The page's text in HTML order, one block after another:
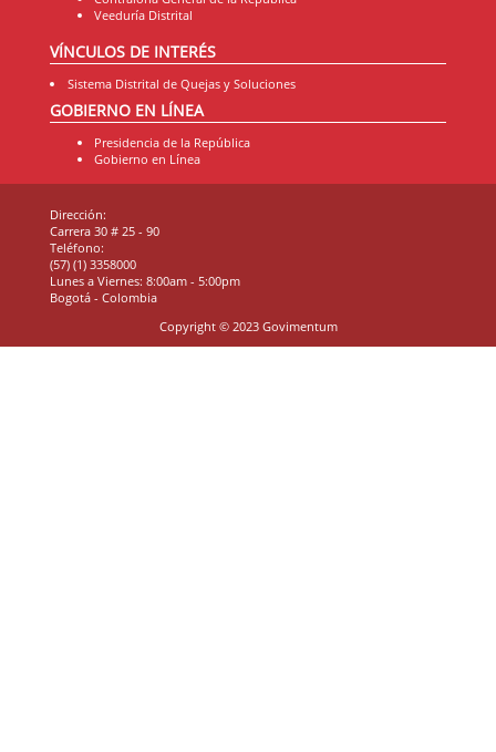
Veeduría Distrital
VÍNCULOS DE INTERÉS
Sistema Distrital de Quejas y Soluciones
GOBIERNO EN LÍNEA
Presidencia de la República
Gobierno en Línea
Dirección:
Carrera 30 # 25 - 90
Teléfono:
(57) (1) 3358000
Lunes a Viernes: 8:00am - 5:00pm
Bogotá - Colombia
Copyright © 2023 Govimentum